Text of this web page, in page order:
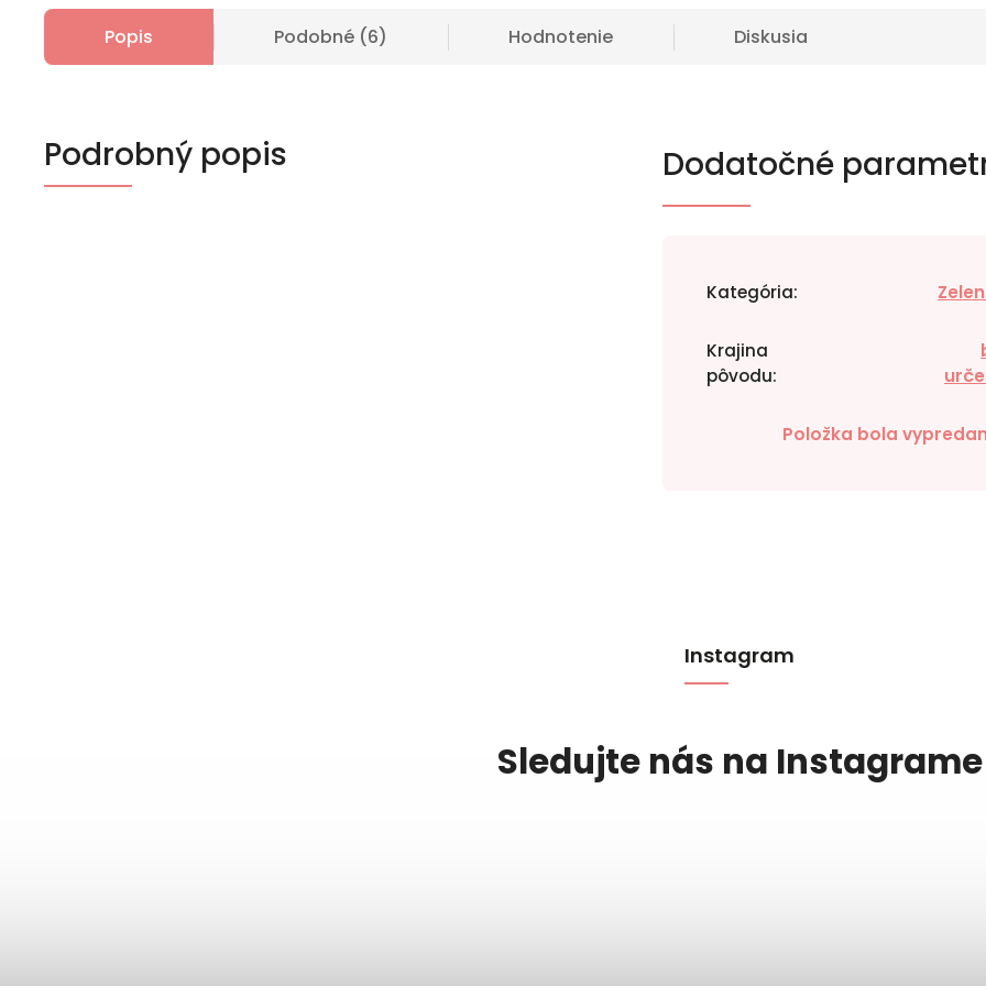
Popis Podobné (6) Hodnotenie Diskusia
Podrobný popis Dodatočné
Kategória:
Krajina
pôvodu:
Položka bola
Instagram
Sledujte nás na Instagrame